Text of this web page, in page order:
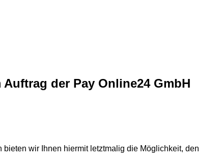
der Pay Online24 GmbH
wir Ihnen hiermit letztmalig die Möglichkeit, den